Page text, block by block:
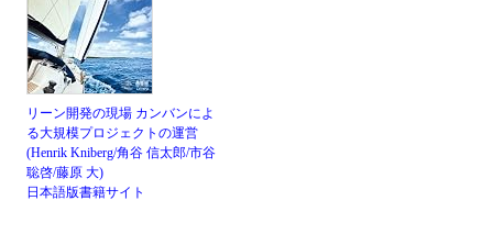
リーン開発の現場 カンバンによ
る大規模プロジェクトの運営
(Henrik Kniberg/角谷 信太郎/市谷
聡啓/藤原 大)
日本語版書籍サイト